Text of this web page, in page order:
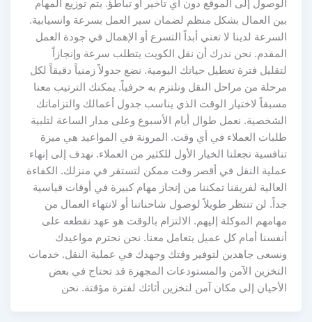
الوصول إلى الموقع دون أي تأخير أو تباطؤ. يتم توزيع المهام
بين العمال بشكل منظم لضمان سير العمل بسرعة وانسيابية.
السرعة لدينا لا تعني أبداً التسرع أو الإهمال في جودة العمل
المقدم. نحن ندرك أن نقل الكويت يتطلب سرعة وإنجازاً
لتقليل فترة تعطيل حياتك اليومية. نضع جدولاً زمنياً دقيقاً لكل
مرحلة من مراحل النقل ونلتزم به حرفياً. يمكنك الترتيب معنا
مسبقاً لاختيار الوقت الذي يناسب جدول أعمالك والتزاماتك
الشخصية. نعمل طوال أيام الأسبوع وعلى مدار الساعة لتلبية
طلبات العملاء في أي وقت. المرونة في المواعيد هي ميزة
تنافسية تجعلنا الخيار الأول للكثير من العملاء. نهدف إلى إنهاء
عملية النقل في أقصر وقت ممكن لتستقر في منزلك. الكفاءة
العالية لفريقنا تمكننا من إنجاز مهام كبيرة في أوقات قياسية
جداً. لن تنتظر طويلاً لوصول شاحناتنا أو لانتهاء العمال من
مهامهم الموكلة إليهم. الالتزام بالوقت هو عهد نقطعه على
أنفسنا أمام كل عميل يتعامل معنا. نحن نحترم مواعيدك
ونسعى جاهدين لتوفير وقتك وجهدك في عملية النقل. خدمات
التخزين الآمن والمستودعات المجهزة قد تحتاج في بعض
الأحيان إلى مكان آمن لتخزين أثاثك لفترة مؤقتة. نحن